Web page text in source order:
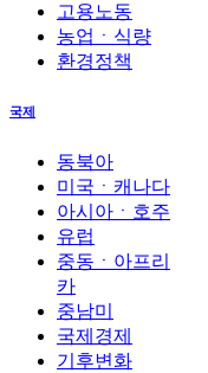
고용노동
농업ㆍ식량
환경정책
국제
동북아
미국ㆍ캐나다
아시아ㆍ호주
유럽
중동ㆍ아프리
카
중남미
국제경제
기후변화